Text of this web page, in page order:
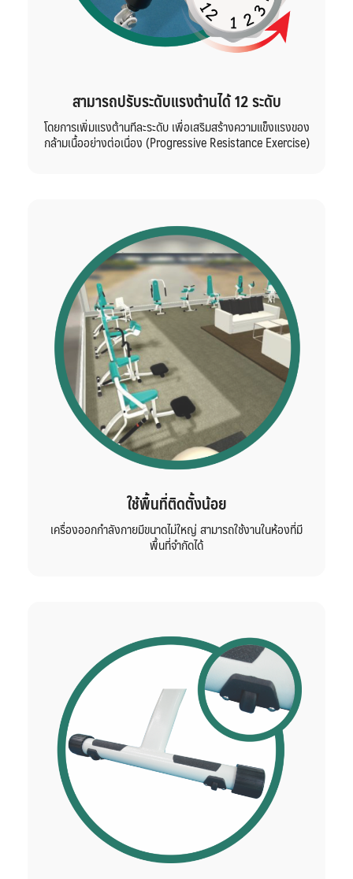
สามารถปรับระดับแรงต้านได้12 ระดับ
โดยการเพิ่มแรงต้านทีละระดับ เพื่อเสริมสร้างความแข็งแรงของ
กล้ามเนื้ออย่างต่อเนื่อง (Progressive Resistance Exercise)
ใช้พื้นที่ติดตั้งน้อย
เครื่องออกกำลังกายมีขนาดไม่ใหญ่ สามารถใช้งานในห้องที่มี
พื้นที่จำกัดได้